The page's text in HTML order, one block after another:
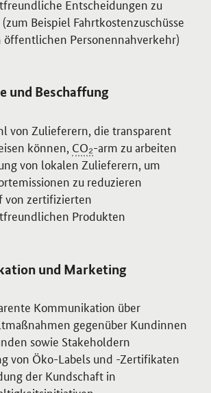
Entscheidungen zu
Beispiel Fahrtkostenzuschüsse
öffentlichen Personennahverkehr)
und Beschaffung
von Zulieferern, die transparent
können, CO₂-arm zu arbeiten
von lokalen Zulieferern, um
zu reduzieren
von zertifizierten
Produkten
und Marketing
Kommunikation über
gegenüber Kundinnen
sowie Stakeholdern
von Öko-Labels und -Zertifikaten
der Kundschaft in